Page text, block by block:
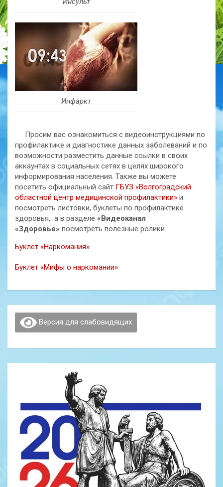
Инфаркт
Просим вас ознакомиться с видеоинструкциями по
профилактике и диагностике данных заболеваний и по
возможности разместить данные ссылки в своих
аккаунтах в социальных сетях в целях широкого
информирования населения. Также вы можете
посетить официальный сайт ГБУЗ «Волгоградский
областной центр медицинской профилактики» и
посмотреть листовки, буклеты по профилактике
здоровья, а в разделе «Видеоканал
«Здоровье» посмотреть полезные ролики.
Буклет «Наркомания»
Буклет «Мифы о наркомании»
Версия для слабовидящих